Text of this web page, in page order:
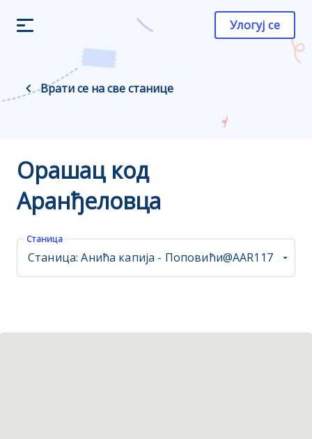
Улогуј се
Врати се на све станице
Орашац код
Аранђеловца
Станица
Станица: Анића капија - Поповићи@AAR117